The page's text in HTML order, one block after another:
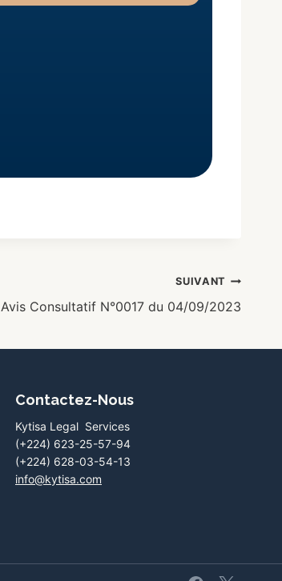
SUIVANT
Avis Consultatif N°0017 du 04/09/2023
Contactez-Nous
Kytisa Legal Services
(+224) 623-25-57-94
(+224) 628-03-54-13
info@kytisa.com